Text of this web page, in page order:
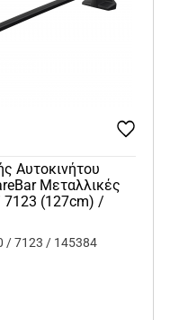
Αυτοκινήτου
Μεταλλικές
7123 (127cm) /
/ 7123 / 145384